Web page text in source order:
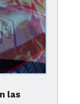
más
las